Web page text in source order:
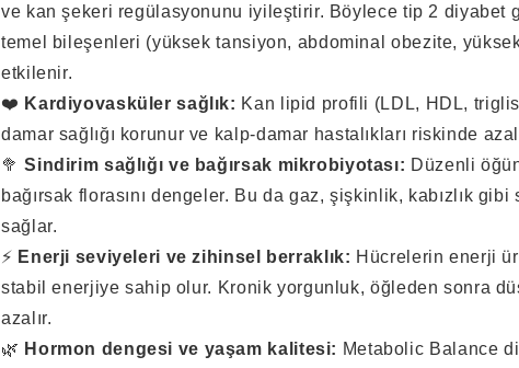
ve kan şekeri regülasyonunu iyileştirir. Böylece tip 2 diyabet
temel bileşenleri (yüksek tansiyon, abdominal obezite,
etkilenir.
❤️ Kardiyovasküler sağlık: Kan lipid profili (LDL, HDL,
damar sağlığı korunur ve kalp-damar hastalıkları riskinde
🥦Sindirim sağlığı ve bağırsak mikrobiyotası: Düzenli
bağırsak florasını dengeler. Bu da gaz, şişkinlik, kabızlık
sağlar.
⚡ Enerji seviyeleri ve zihinsel berraklık: Hücrelerin enerji
stabil enerjiye sahip olur. Kronik yorgunluk, öğleden sonra
azalır.
🌿 Hormon dengesi ve yaşam kalitesi: Metabolic Balance